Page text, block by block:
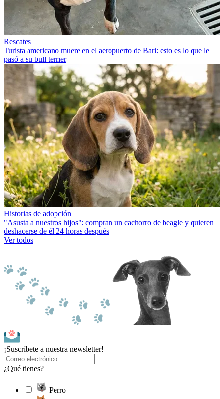
Rescates
Turista americano muere en el aeropuerto de Bari: esto es lo que le
pasó a su bull terrier
Historias de adopción
"Asusta a nuestros hijos": compran un cachorro de beagle y quieren
deshacerse de él 24 horas después
Ver todos
¡Suscríbete a nuestra newsletter!
¿Qué tienes?
Perro